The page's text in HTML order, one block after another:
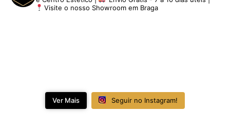
Visite o nosso Showroom em Braga
Ver Mais Seguir no Instagram!